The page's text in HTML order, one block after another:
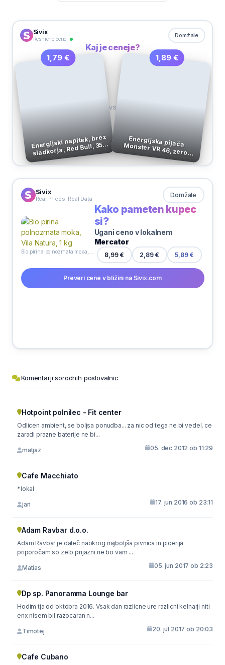
Sivix
Resnične cene
Domžale
Kaj je ceneje?
1,79 €
Energijski napitek, brez
sladkorja, Red Bull, 355
ml
VS
1,89 €
Energijska pijača Monster VR 46, zero
sugar, 0,5 l
Sivix
Real Prices. Real Data Domžale
Kako pameten kupec
si?
Ugani ceno v lokalnem
Mercator
8,99 € 2,89 € 5,89 €
Preveri cene v bližini na Sivix.com
Komentarji sorodnih poslovalnic
Hotpoint polnilec - Fit center
Odlicen ambient, se boljsa ponudba... za nic od tega ne bi vedel, ce
zaradi prazne baterije ne bi...
matjaz 05. dec 2012 ob 11:29
Cafe Macchiato
*lokal
jan 17. jun 2016 ob 23:11
Adam Ravbar d.o.o.
Adam Ravbar je daleč naokrog najboljša pivnica in picerija
priporočam so zelo prijazni ne bo vam ...
Matias 05. jun 2017 ob 2:23
Dp sp. Panoramma Lounge bar
Hodim tja od oktobra 2016. Vsak dan razlicne ure razlicni kelnarji niti
enx nisem bil razocaran n...
Timotej 20. jul 2017 ob 20:03
Cafe Cubano